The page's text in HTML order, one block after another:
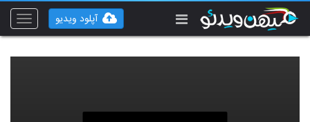
Toggle
آپلود ویدیو